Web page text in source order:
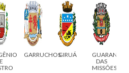
GARRUCHOSGIRUÁ
GUARANI
DAS
MISSÕES